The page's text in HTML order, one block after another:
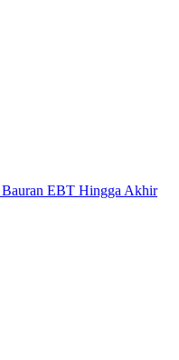
Bauran EBT Hingga Akhir